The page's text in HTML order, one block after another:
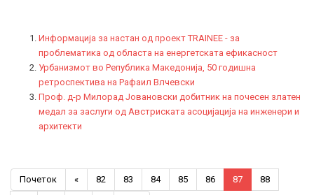
Информација за настан од проект TRAINEE - за
проблематика од областа на енергетската ефикасност
Урбанизмот во Република Македонија, 50 годишна
ретроспектива на Рафаил Влчевски
Проф. д-р Милорад Јовановски добитник на почесен златен
медал за заслуги од Австриската асоцијација на инженери и
архитекти
Почеток « 82 83 84 85 86 87 88